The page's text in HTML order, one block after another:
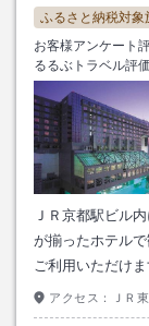
ふるさと納税対象
お客様アンケート
るるぶトラベル評価
ＪＲ京都駅ビル
が揃ったホテル
ご利用いただけま
アクセス： ＪＲ